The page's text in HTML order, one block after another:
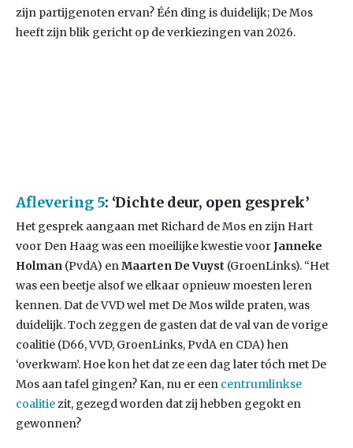
zijn partijgenoten ervan? Één ding is duidelijk; De Mos
heeft zijn blik gericht op de verkiezingen van 2026.
Aflevering 5: ‘Dichte deur, open gesprek’
Het gesprek aangaan met Richard de Mos en zijn Hart
voor Den Haag was een moeilijke kwestie voorJanneke
Holman (PvdA) enMaarten De Vuyst (GroenLinks). “Het
was een beetje alsof we elkaar opnieuw moesten leren
kennen. Dat de VVD wel met De Mos wilde praten, was
duidelijk. Toch zeggen de gasten dat de val van de vorige
coalitie (D66, VVD, GroenLinks, PvdA en CDA) hen
‘overkwam’. Hoe kon het dat ze een dag later tóch met De
Mos aan tafel gingen? Kan, nu er een centrumlinkse
coalitiezit, gezegd worden dat zij hebben gegokt en
gewonnen?